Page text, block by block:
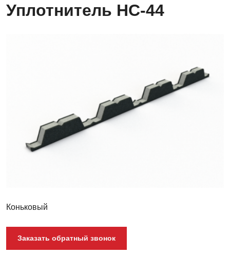
Уплотнитель НС-44
Коньковый
Заказать обратный звонок